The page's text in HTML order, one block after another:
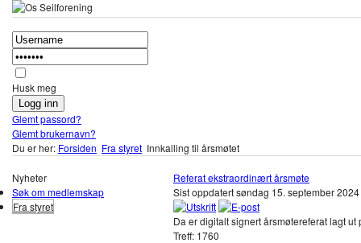
Husk meg
Glemt passord?
Glemt brukernavn?
Du er her: Forsiden Fra styret Innkalling til årsmøtet
Nyheter
Søk om medlemskap
Fra styret
Referat ekstraordinært årsmøte
Sist oppdatert søndag 15. september
Da er digitalt signert årsmøtereferat lagt ut
Treff: 1760